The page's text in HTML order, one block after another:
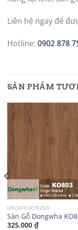
Liên hệ ngay để
Hotline: 0902 878
SẢN PHẨM
UNCATEGORIZED
Sàn Gỗ Dongwha
325.000 ₫